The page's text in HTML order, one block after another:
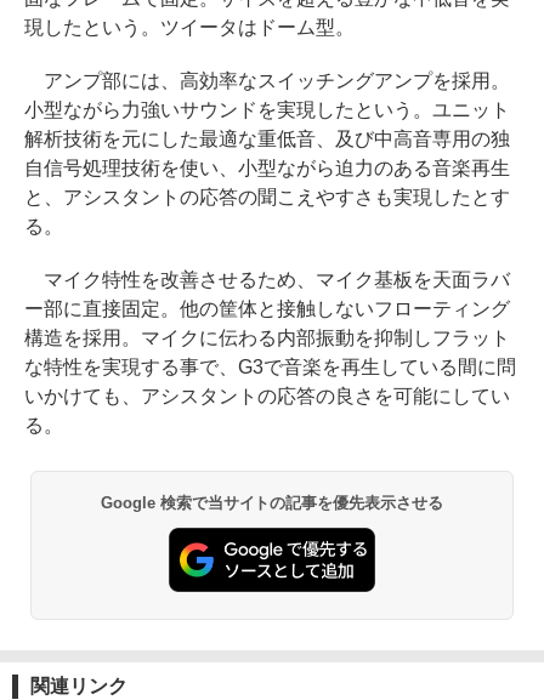
現したという。ツイータはドーム型。
アンプ部には、高効率なスイッチングアンプを採用。
小型ながら力強いサウンドを実現したという。ユニット
解析技術を元にした最適な重低音、及び中高音専用の独
自信号処理技術を使い、小型ながら迫力のある音楽再生
と、アシスタントの応答の聞こえやすさも実現したとす
る。
マイク特性を改善させるため、マイク基板を天面ラバ
ー部に直接固定。他の筐体と接触しないフローティング
構造を採用。マイクに伝わる内部振動を抑制しフラット
な特性を実現する事で、G3で音楽を再生している間に問
いかけても、アシスタントの応答の良さを可能にしてい
る。
Google 検索で当サイトの記事を優先表示させる
関連リンク